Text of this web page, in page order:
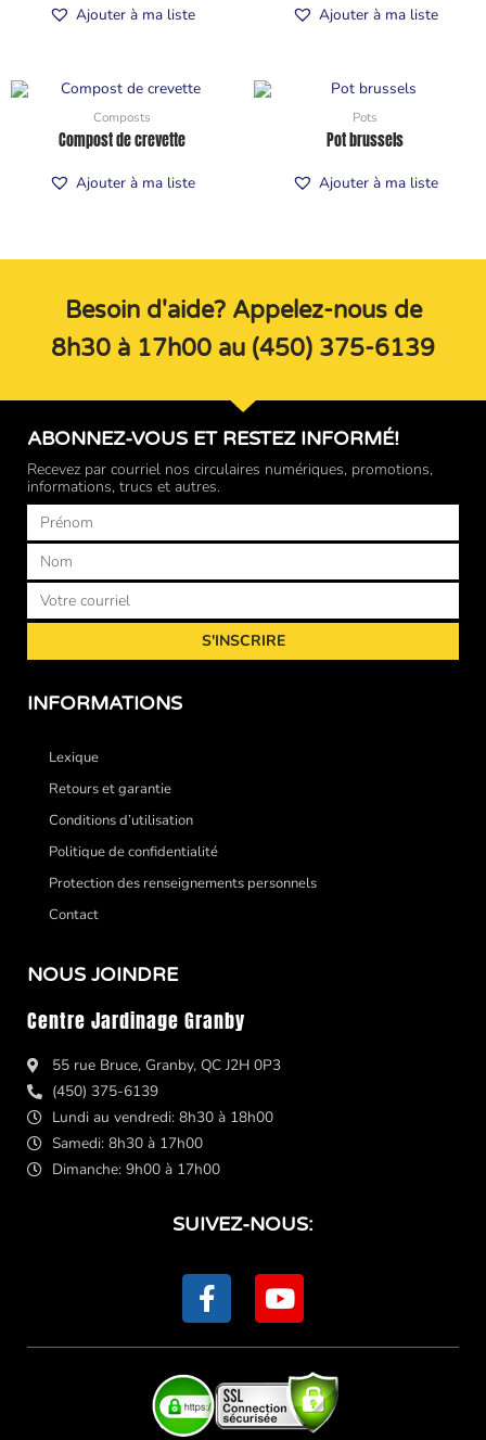
Ajouter à ma liste Ajouter à ma liste
Composts
Compost de crevette
Ajouter à ma liste
Pots
Pot brussels
Ajouter à ma liste
Besoin d'aide? Appelez-nous de
8h30 à 17h00 au (450) 375-6139
ABONNEZ-VOUS ET RESTEZ INFORMÉ!
Recevez par courriel nos circulaires numériques, promotions,
informations, trucs et autres.
Prénom
S'INSCRIRE
INFORMATIONS
Lexique
Retours et garantie
Conditions d’utilisation
Politique de confidentialité
Protection des renseignements personnels
Contact
NOUS JOINDRE
Centre Jardinage Granby
55 rue Bruce, Granby, QC J2H 0P3
(450) 375-6139
Lundi au vendredi: 8h30 à 18h00
Samedi: 8h30 à 17h00
Dimanche: 9h00 à 17h00
SUIVEZ-NOUS:
F
a
c
e
b
o
o
Y
o
u
t
u
b
e